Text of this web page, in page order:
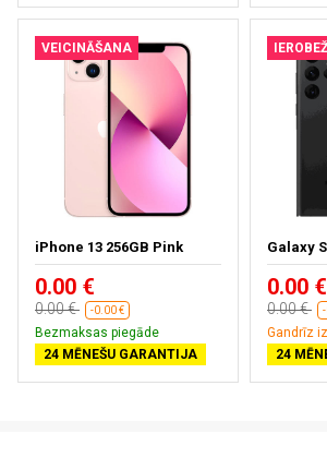
VEICINĀŠANA
iPhone 13 256GB Pink
0.00 €
0.00 € -0.00 €
Bezmaksas piegāde
24 MĒNEŠU GARANTIJA
Galaxy
0.00 €
0.00 €
Gandrīz
24